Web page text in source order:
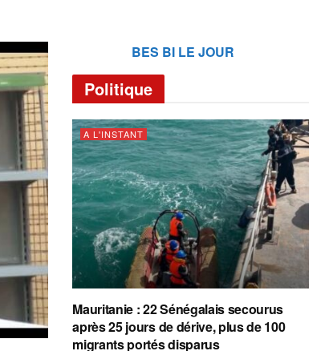
BES BI LE JOUR
Politique
A L'INSTANT
Mauritanie : 22 Sénégalais secourus
après 25 jours de dérive, plus de 100
migrants portés disparus